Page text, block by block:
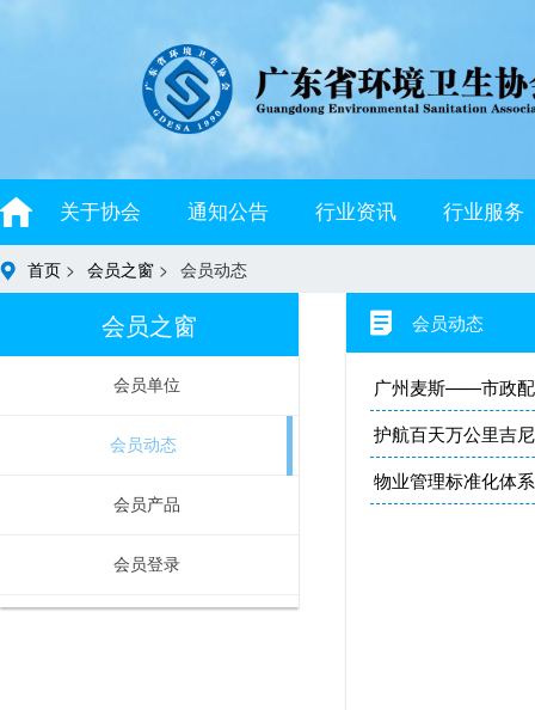
关于协会 通知公告 行业资讯 行业服务
首页 > 会员之窗 > 会员动态
会员之窗
会员单位
会员动态
会员产品
会员登录
会员动态
广州麦斯——市政
护航百天万公里吉
物业管理标准化体